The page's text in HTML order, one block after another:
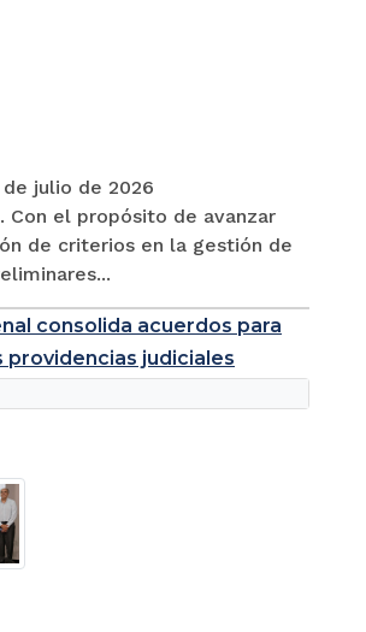
julio de 2026
Con el propósito de avanzar
de criterios en la gestión de
consolida acuerdos para
providencias judiciales